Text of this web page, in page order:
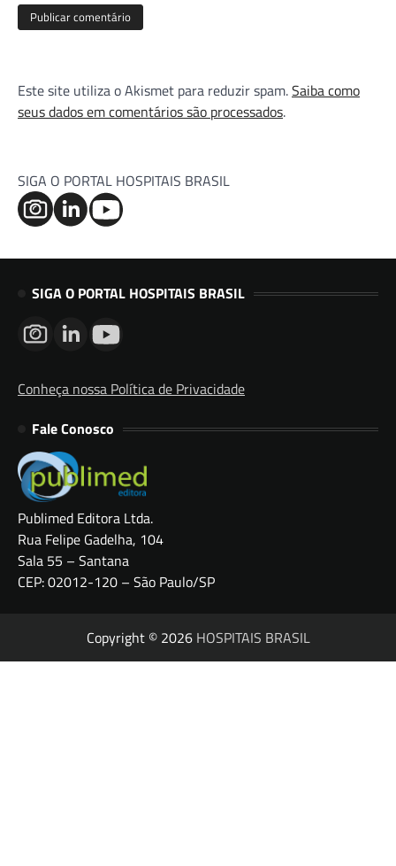
Este site utiliza o Akismet para reduzir spam.Saiba como
seus dados em comentários são processados.
SIGA O PORTAL HOSPITAIS BRASIL
SIGA O PORTAL HOSPITAIS BRASIL
Conheça nossa Política de Privacidade
Fale Conosco
Publimed Editora Ltda.
Rua Felipe Gadelha, 104
Sala 55 – Santana
CEP: 02012-120 – São Paulo/SP
Copyright © 2026 HOSPITAIS BRASIL